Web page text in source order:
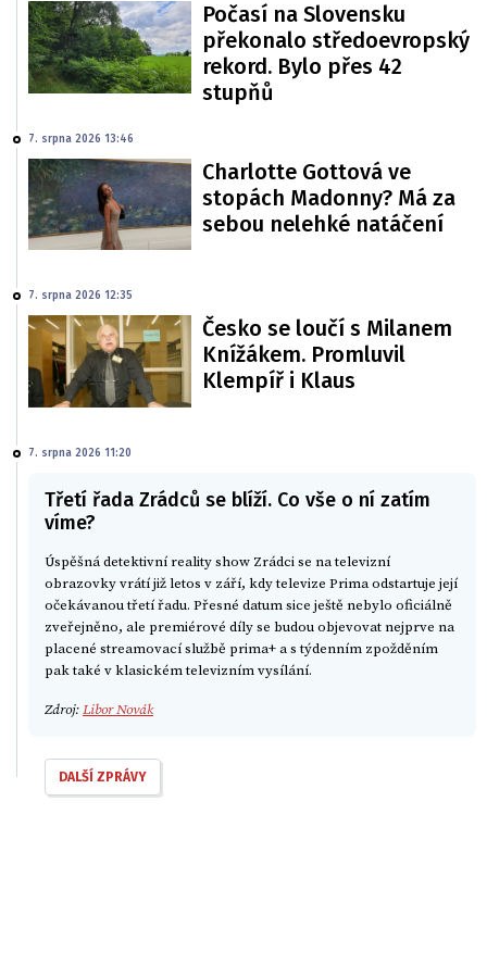
Počasí na Slovensku
překonalo středoevropský
rekord. Bylo přes 42
stupňů
7. srpna 2026 13:46
Charlotte Gottová ve
stopách Madonny? Má za
sebou nelehké natáčení
7. srpna 2026 12:35
Česko se loučí s Milanem
Knížákem. Promluvil
Klempíř i Klaus
7. srpna 2026 11:20
Třetí řada Zrádců se blíží. Co vše o ní zatím
víme?
Úspěšná detektivní reality show Zrádci se na televizní
obrazovky vrátí již letos v září, kdy televize Prima odstartuje její
očekávanou třetí řadu. Přesné datum sice ještě nebylo oficiálně
zveřejněno, ale premiérové díly se budou objevovat nejprve na
placené streamovací službě prima+ a s týdenním zpožděním
pak také v klasickém televizním vysílání.
Zdroj:Libor Novák
DALŠÍ ZPRÁVY